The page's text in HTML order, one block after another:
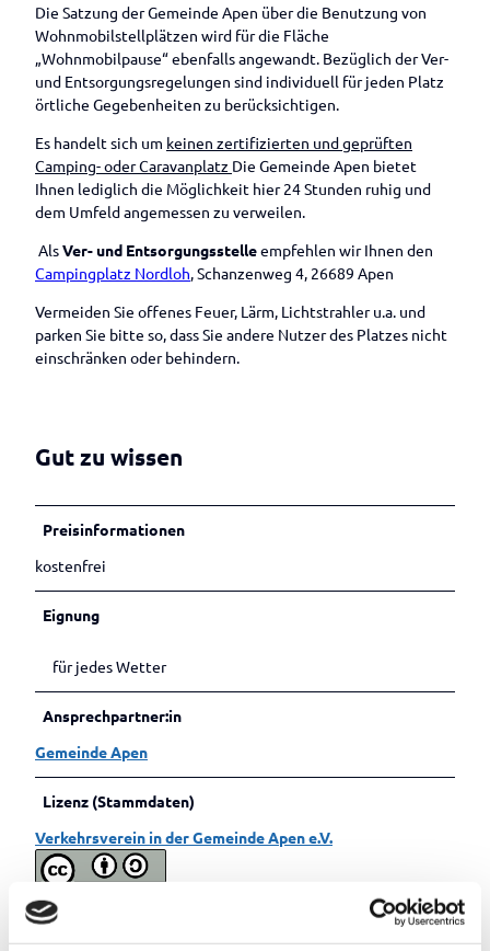
Die Satzung der Gemeinde Apen über die Benutzung von
Wohnmobilstellplätzen wird für die Fläche
„Wohnmobilpause“ ebenfalls angewandt. Bezüglich der Ver-
und Entsorgungsregelungen sind individuell für jeden Platz
örtliche Gegebenheiten zu berücksichtigen.
Es handelt sich um keinen zertifizierten und geprüften
Camping- oder Caravanplatz Die Gemeinde Apen bietet
Ihnen lediglich die Möglichkeit hier 24 Stunden ruhig und
dem Umfeld angemessen zu verweilen.
AlsVer- und Entsorgungsstelleempfehlen wir Ihnen den
Campingplatz Nordloh, Schanzenweg 4, 26689 Apen
Vermeiden Sie offenes Feuer, Lärm, Lichtstrahler u.a. und
parken Sie bitte so, dass Sie andere Nutzer des Platzes nicht
einschränken oder behindern.
Gut zu wissen
Preisinformationen
kostenfrei
Eignung
für jedes Wetter
Ansprechpartner:in
Gemeinde Apen
Lizenz (Stammdaten)
Verkehrsverein in der Gemeinde Apen e.V.